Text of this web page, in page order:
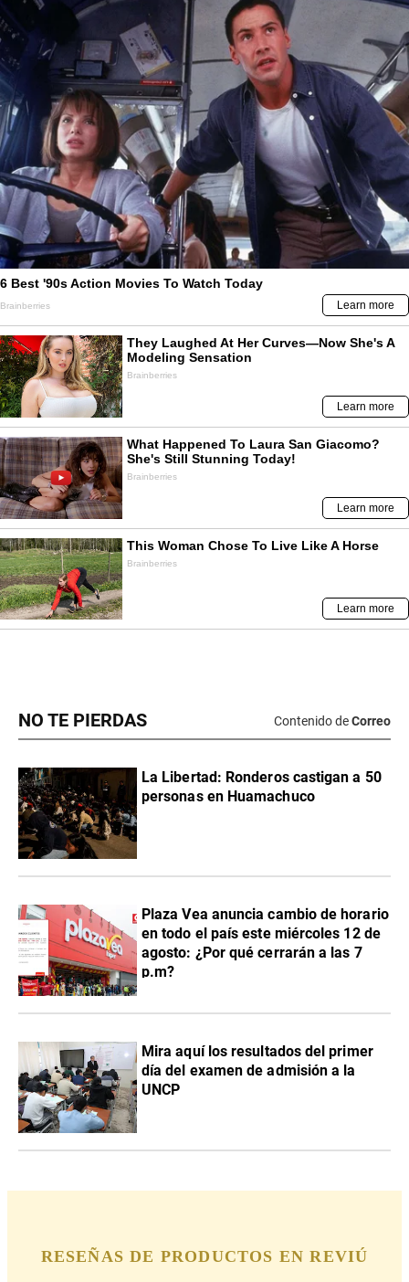
NO TE PIERDAS Contenido deCorreo
La Libertad: Ronderos castigan a 50
personas en Huamachuco
Plaza Vea anuncia cambio de horario
en todo el país este miércoles 12 de
agosto: ¿Por qué cerrarán a las 7
p.m?
Mira aquí los resultados del primer
día del examen de admisión a la
UNCP